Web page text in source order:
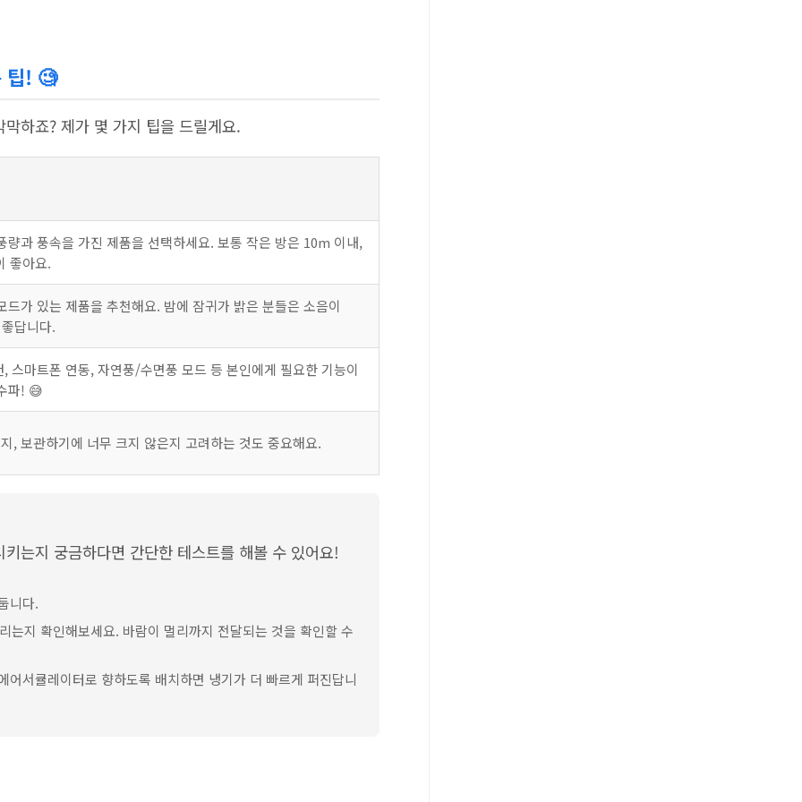
팁! 🧐
하죠? 제가 몇 가지 팁을 드릴게요.
량과 풍속을 가진 제품을 선택하세요. 보통 작은 방은 10m 이내,
좋아요.
가 있는 제품을 추천해요. 밤에 잠귀가 밝은 분들은 소음이
답니다.
스마트폰 연동, 자연풍/수면풍 모드 등 본인에게 필요한 기능이
파! 😅
, 보관하기에 너무 크지 않은지 고려하는 것도 중요해요.
는지 궁금하다면 간단한 테스트를 해볼 수 있어요!
니다.
는지 확인해보세요. 바람이 멀리까지 전달되는 것을 확인할 수
서큘레이터로 향하도록 배치하면 냉기가 더 빠르게 퍼진답니